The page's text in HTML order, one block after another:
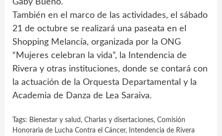
Gaby Bueno.
También en el marco de las actividades, el sábado
21 de octubre se realizará una paseata en el
Shopping Melancía, organizada por la ONG
“Mujeres celebran la vida”, la Intendencia de
Rivera y otras instituciones, donde se contará con
la actuación de la Orquesta Departamental y la
Academia de Danza de Lea Saraiva.
Tags: Bienestar y salud , Charlas y disertaciones, Comisión
Honoraria de Lucha Contra el Cáncer, Intendencia de Rivera